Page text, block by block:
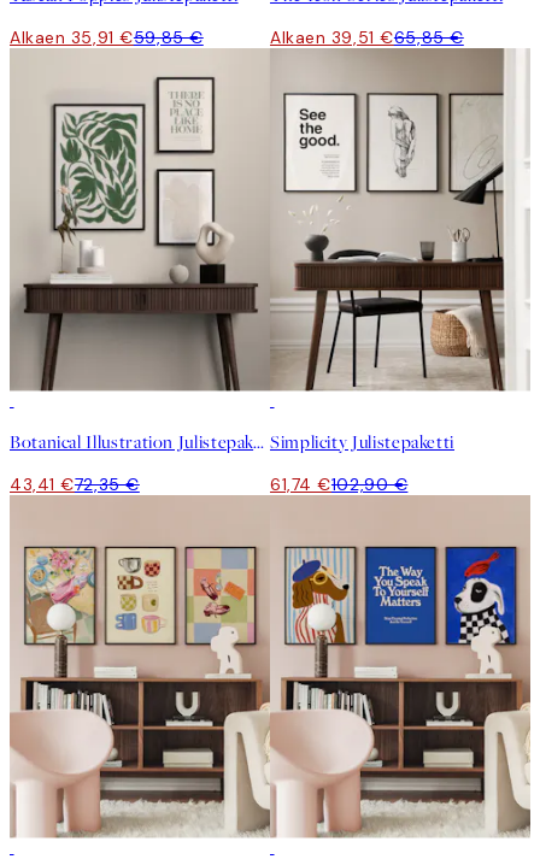
Alkaen 35,91 €59,85 € Alkaen 39,51 €65,85 €
Botanical Illustration Julistepaketti
43,41 €72,35 €
Simplicity Julistepaketti
61,74 €102,90 €